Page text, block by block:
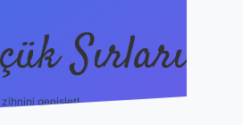
Sırları
genişlet!